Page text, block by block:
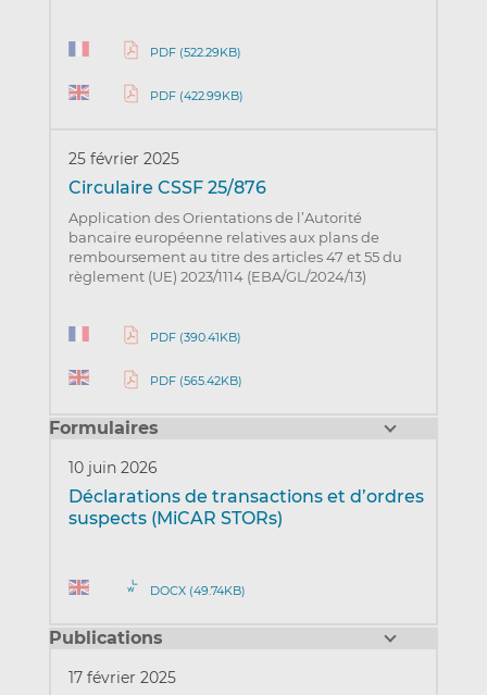
PDF (522.29KB)
PDF (422.99KB)
25 février 2025
Circulaire CSSF 25/876
Application des Orientations de l’Autorité
bancaire européenne relatives aux plans de
remboursement au titre des articles 47 et 55 du
règlement (UE) 2023/1114 (EBA/GL/2024/13)
PDF (390.41KB)
PDF (565.42KB)
Formulaires
10 juin 2026
Déclarations de transactions et d’ordres
suspects (MiCAR STORs)
DOCX (49.74KB)
Publications
17 février 2025